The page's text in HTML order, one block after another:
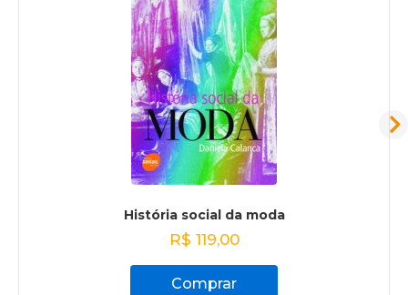
História social da moda
R$ 119,00
Comprar